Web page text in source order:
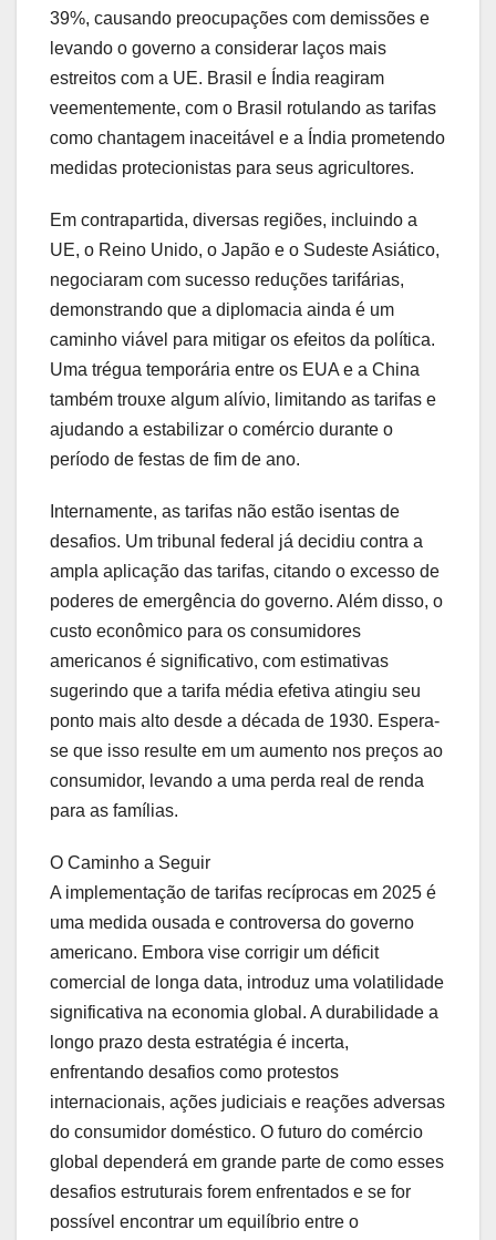
39%, causando preocupações com demissões e
levando o governo a considerar laços mais
estreitos com a UE. Brasil e Índia reagiram
veementemente, com o Brasil rotulando as tarifas
como chantagem inaceitável e a Índia prometendo
medidas protecionistas para seus agricultores.
Em contrapartida, diversas regiões, incluindo a
UE, o Reino Unido, o Japão e o Sudeste Asiático,
negociaram com sucesso reduções tarifárias,
demonstrando que a diplomacia ainda é um
caminho viável para mitigar os efeitos da política.
Uma trégua temporária entre os EUA e a China
também trouxe algum alívio, limitando as tarifas e
ajudando a estabilizar o comércio durante o
período de festas de fim de ano.
Internamente, as tarifas não estão isentas de
desafios. Um tribunal federal já decidiu contra a
ampla aplicação das tarifas, citando o excesso de
poderes de emergência do governo. Além disso, o
custo econômico para os consumidores
americanos é significativo, com estimativas
sugerindo que a tarifa média efetiva atingiu seu
ponto mais alto desde a década de 1930. Espera-
se que isso resulte em um aumento nos preços ao
consumidor, levando a uma perda real de renda
para as famílias.
O Caminho a Seguir
A implementação de tarifas recíprocas em 2025 é
uma medida ousada e controversa do governo
americano. Embora vise corrigir um déficit
comercial de longa data, introduz uma volatilidade
significativa na economia global. A durabilidade a
longo prazo desta estratégia é incerta,
enfrentando desafios como protestos
internacionais, ações judiciais e reações adversas
do consumidor doméstico. O futuro do comércio
global dependerá em grande parte de como esses
desafios estruturais forem enfrentados e se for
possível encontrar um equilíbrio entre o